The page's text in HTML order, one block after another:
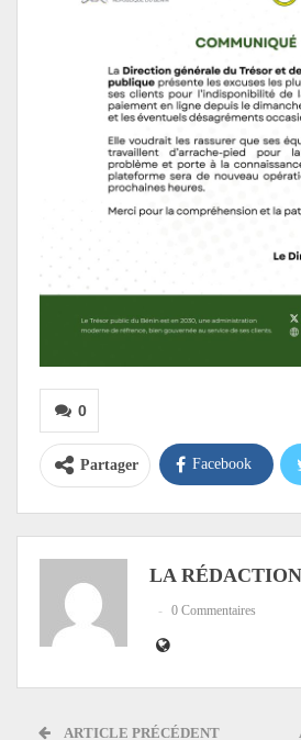
0
Partager Facebook
LA RÉDACTION
0 Commentaires
ARTICLE PRÉCÉDENT